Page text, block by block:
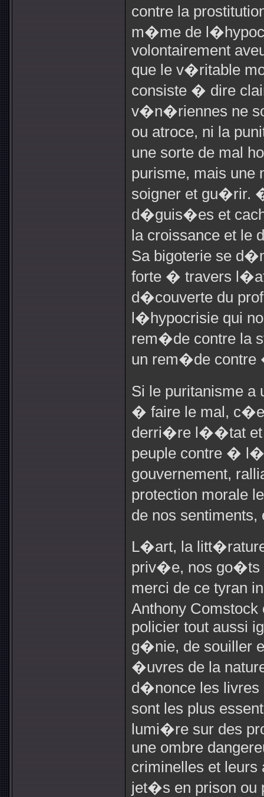
contre la
m�me de
volontairement
que le v�ritable
consiste � dire
v�n�riennes ne
ou atroce, ni la
une sorte de mal
purisme, mais une
soigner et gu�rir.
d�guis�es et
la croissance et le
Sa bigoterie se
forte � travers
d�couverte du
l�hypocrisie qui
rem�de contre la
un rem�de
Si le puritanisme
� faire le mal,
derri�re l��tat et
peuple contre �
gouvernement,
protection morale
de nos
L�art, la
priv�e, nos go�ts
merci de ce tyran
Anthony
policier tout aussi
g�nie, de souiller
�uvres de la
d�nonce les livres
sont les plus
lumi�re sur des
une ombre
criminelles et
jet�s en prison